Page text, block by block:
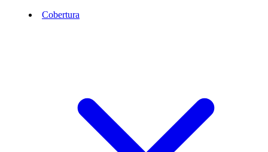
Cobertura